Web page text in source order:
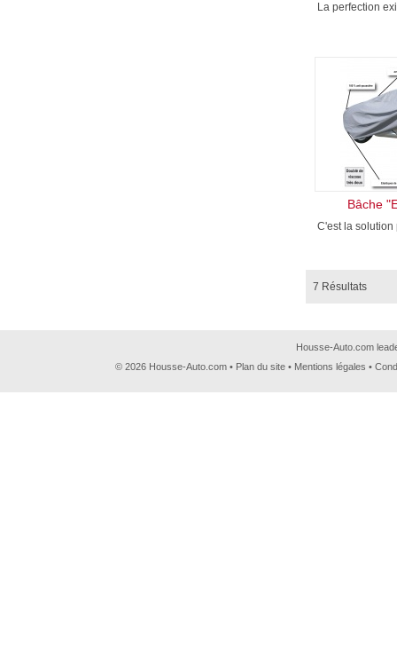
La perfection
Bâche
C'est la solution
7 Résultats
Housse-Auto.com
© 2026 Housse-Auto.com • Plan du site • Mentions légales •